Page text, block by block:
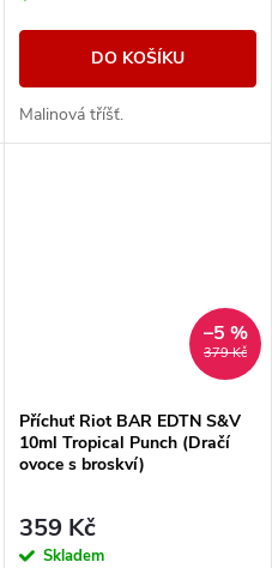
DO KOŠÍKU
Malinová tříšť.
379 Kč
–5 %
Příchuť Riot BAR EDTN S&V
10ml Tropical Punch (Dračí
ovoce s broskví)
359 Kč
Skladem